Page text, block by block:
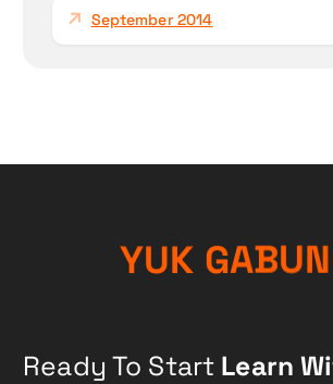
September 2014
YUK GABUN
Ready To Start Learn